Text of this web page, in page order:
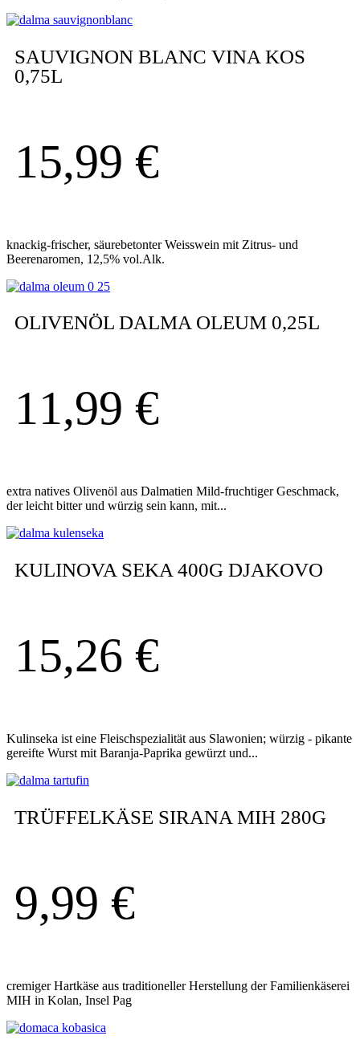
SAUVIGNON BLANC VINA KOS
0,75L
15,99 €
knackig-frischer, säurebetonter Weisswein mit Zitrus- und
Beerenaromen, 12,5% vol.Alk.
OLIVENÖL DALMA OLEUM 0,25L
11,99 €
extra natives Olivenöl aus Dalmatien Mild-fruchtiger Geschmack,
der leicht bitter und würzig sein kann, mit...
KULINOVA SEKA 400G DJAKOVO
15,26 €
Kulinseka ist eine Fleischspezialität aus Slawonien; würzig - pikante
gereifte Wurst mit Baranja-Paprika gewürzt und...
TRÜFFELKÄSE SIRANA MIH 280G
9,99 €
cremiger Hartkäse aus traditioneller Herstellung der Familienkäserei
MIH in Kolan, Insel Pag